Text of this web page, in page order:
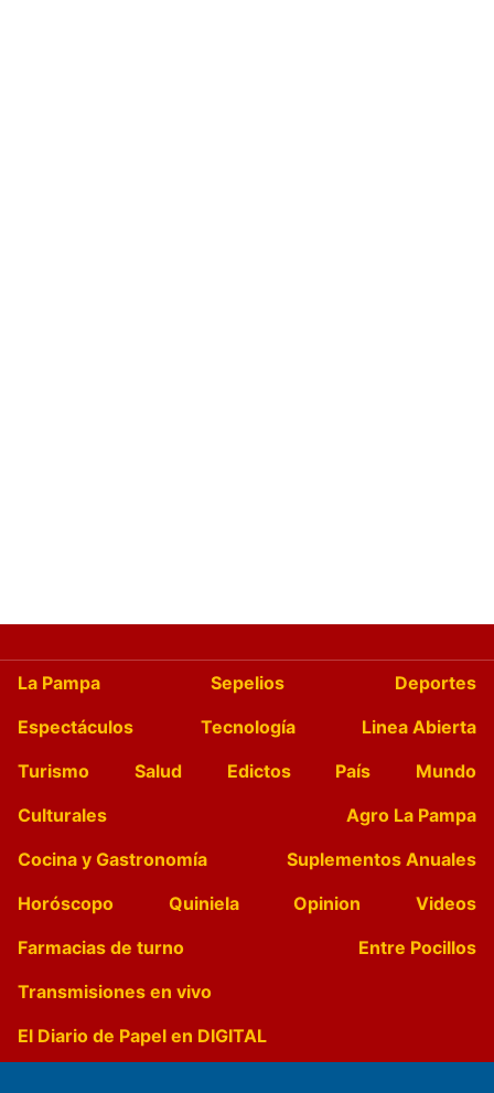
La Pampa Sepelios
Deportes
Espectáculos
Tecnología
Linea Abierta
Turismo
Salud Edictos País
Mundo
Culturales
Agro La Pampa
Cocina y Gastronomía
Suplementos Anuales
Horóscopo
Quiniela Opinion
Videos
Farmacias de turno
Entre Pocillos
Transmisiones en vivo
El Diario de Papel en DIGITAL